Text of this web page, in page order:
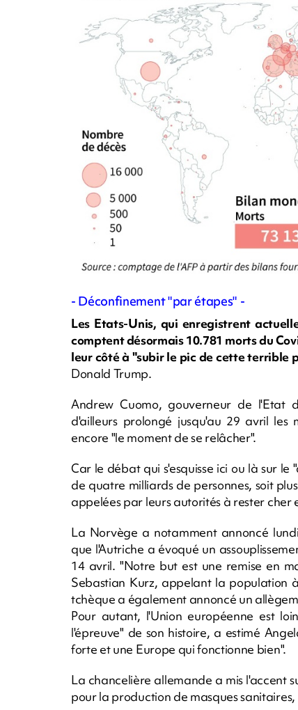
- Déconfinement "par étapes" -
Les Etats-Unis, qui enregistrent
comptent désormais 10.781 morts du
leur côté à "subir le pic de cette terrible
Donald Trump.
Andrew Cuomo, gouverneur de l'Etat
d'ailleurs prolongé jusqu'au 29 avril
encore "le moment de se relâcher".
Car le débat qui s'esquisse ici ou là sur
de quatre milliards de personnes, soit
appelées par leurs autorités à rester cher
La Norvège a notamment annoncé
que l'Autriche a évoqué un
14 avril. "Notre but est une remise en
Sebastian Kurz, appelant la population
tchèque a également annoncé un
Pour autant, l'Union européenne est
l'épreuve" de son histoire, a estimé
forte et une Europe qui fonctionne bien".
La chancelière allemande a mis l'accent
pour la production de masques